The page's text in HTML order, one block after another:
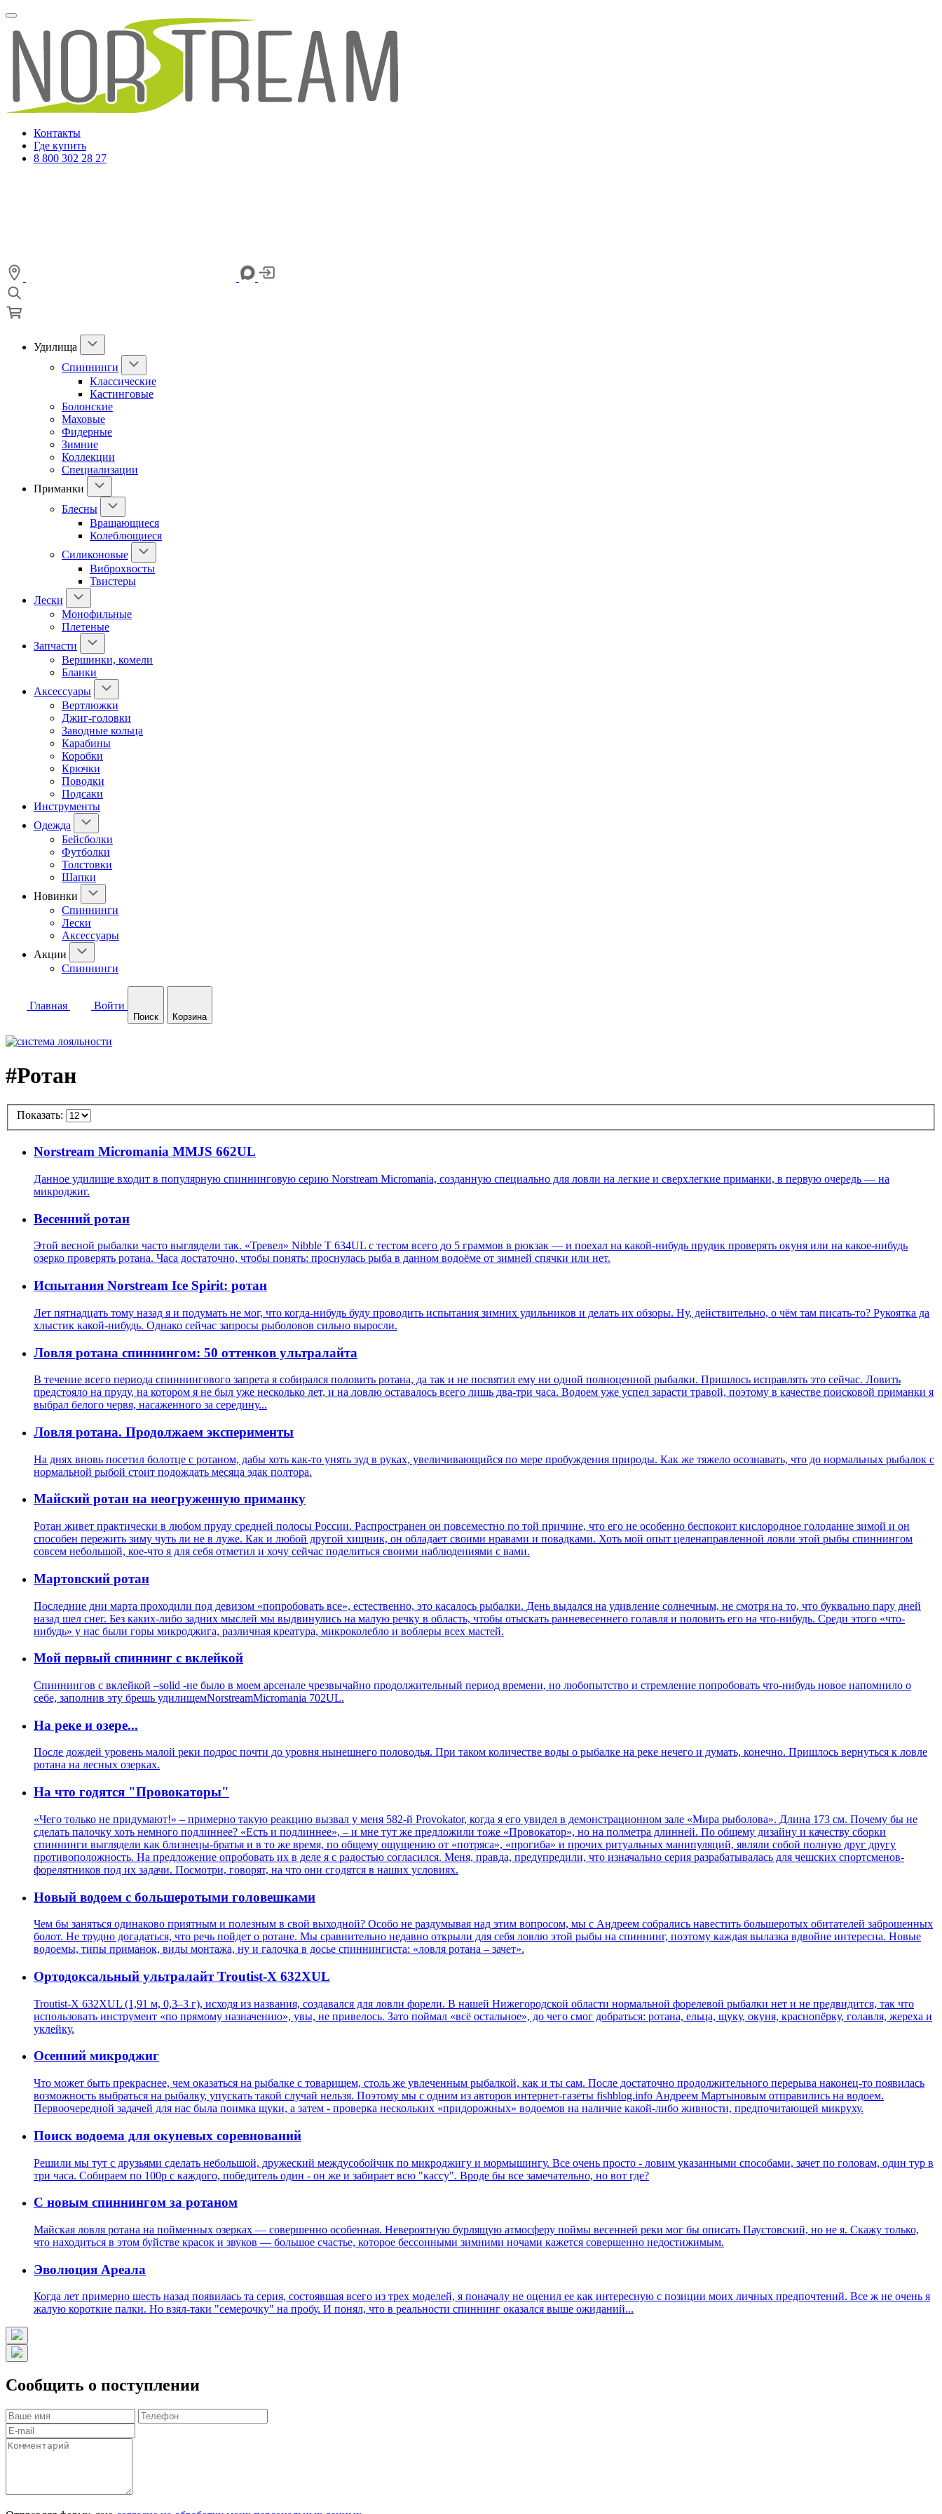
Контакты
Где купить
8 800 302 28 27
Удилища
Спиннинги
Классические
Кастинговые
Болонские
Маховые
Фидерные
Зимние
Коллекции
Специализации
Приманки
Блесны
Вращающиеся
Колеблющиеся
Силиконовые
Виброхвосты
Твистеры
Лески
Монофильные
Плетеные
Запчасти
Вершинки, комели
Бланки
Аксессуары
Вертлюжки
Джиг-головки
Заводные кольца
Карабины
Коробки
Крючки
Поводки
Подсаки
Инструменты
Одежда
Бейсболки
Футболки
Толстовки
Шапки
Новинки
Спиннинги
Лески
Аксессуары
Акции
Спиннинги
Главная Войти
Поиск Корзина
#Ротан
Показать:
Norstream Micromania MMJS 662UL
Данное удилище входит в популярную спиннинговую серию Norstream Micromania, созданную специально для ловли на легкие и сверхлегкие приманки, в первую очередь — на
микроджиг.
Весенний ротан
Этой весной рыбалки часто выглядели так. «Тревел» Nibble T 634UL с тестом всего до 5 граммов в рюкзак — и поехал на какой-нибудь прудик проверять окуня или на какое-нибудь
озерко проверять ротана. Часа достаточно, чтобы понять: проснулась рыба в данном водоёме от зимней спячки или нет.
Испытания Norstream Ice Spirit: ротан
Лет пятнадцать тому назад я и подумать не мог, что когда-нибудь буду проводить испытания зимних удильников и делать их обзоры. Ну, действительно, о чём там писать-то? Рукоятка да
хлыстик какой-нибудь. Однако сейчас запросы рыболовов сильно выросли.
Ловля ротана спиннингом: 50 оттенков ультралайта
В течение всего периода спиннингового запрета я собирался половить ротана, да так и не посвятил ему ни одной полноценной рыбалки. Пришлось исправлять это сейчас. Ловить
предстояло на пруду, на котором я не был уже несколько лет, и на ловлю оставалось всего лишь два-три часа. Водоем уже успел зарасти травой, поэтому в качестве поисковой приманки я
выбрал белого червя, насаженного за середину...
Ловля ротана. Продолжаем эксперименты
На днях вновь посетил болотце с ротаном, дабы хоть как-то унять зуд в руках, увеличивающийся по мере пробуждения природы. Как же тяжело осознавать, что до нормальных рыбалок с
нормальной рыбой стоит подождать месяца эдак полтора.
Майский ротан на неогруженную приманку
Ротан живет практически в любом пруду средней полосы России. Распространен он повсеместно по той причине, что его не особенно беспокоит кислородное голодание зимой и он
способен пережить зиму чуть ли не в луже. Как и любой другой хищник, он обладает своими нравами и повадками. Хоть мой опыт целенаправленной ловли этой рыбы спиннингом
совсем небольшой, кое-что я для себя отметил и хочу сейчас поделиться своими наблюдениями с вами.
Мартовский ротан
Последние дни марта проходили под девизом «попробовать все», естественно, это касалось рыбалки. День выдался на удивление солнечным, не смотря на то, что буквально пару дней
назад шел снег. Без каких-либо задних мыслей мы выдвинулись на малую речку в область, чтобы отыскать ранневесеннего голавля и половить его на что-нибудь. Среди этого «что-
нибудь» у нас были горы микроджига, различная креатура, микроколебло и воблеры всех мастей.
Мой первый спиннинг с вклейкой
Спиннингов с вклейкой –solid -не было в моем арсенале чрезвычайно продолжительный период времени, но любопытство и стремление попробовать что-нибудь новое напомнило о
себе, заполнив эту брешь удилищемNorstreamMicromania 702UL.
На реке и озере...
После дождей уровень малой реки подрос почти до уровня нынешнего половодья. При таком количестве воды о рыбалке на реке нечего и думать, конечно. Пришлось вернуться к ловле
ротана на лесных озерках.
На что годятся "Провокаторы"
«Чего только не придумают!» – примерно такую реакцию вызвал у меня 582-й Provokator, когда я его увидел в демонстрационном зале «Мира рыболова». Длина 173 см. Почему бы не
сделать палочку хоть немного подлиннее? «Есть и подлиннее», – и мне тут же предложили тоже «Провокатор», но на полметра длинней. По общему дизайну и качеству сборки
спиннинги выглядели как близнецы-братья и в то же время, по общему ощущению от «потряса», «прогиба» и прочих ритуальных манипуляций, являли собой полную друг другу
противоположность. На предложение опробовать их в деле я с радостью согласился. Меня, правда, предупредили, что изначально серия разрабатывалась для чешских спортсменов-
форелятников под их задачи. Посмотри, говорят, на что они сгодятся в наших условиях.
Новый водоем с большеротыми головешками
Чем бы заняться одинаково приятным и полезным в свой выходной? Особо не раздумывая над этим вопросом, мы с Андреем собрались навестить большеротых обитателей заброшенных
болот. Не трудно догадаться, что речь пойдет о ротане. Мы сравнительно недавно открыли для себя ловлю этой рыбы на спиннинг, поэтому каждая вылазка вдвойне интересна. Новые
водоемы, типы приманок, виды монтажа, ну и галочка в досье спиннингиста: «ловля ротана – зачет».
Ортодоксальный ультралайт Troutist-X 632XUL
Troutist-X 632XUL (1,91 м, 0,3–3 г), исходя из названия, создавался для ловли форели. В нашей Нижегородской области нормальной форелевой рыбалки нет и не предвидится, так что
использовать инструмент «по прямому назначению», увы, не привелось. Зато поймал «всё остальное», до чего смог добраться: ротана, ельца, щуку, окуня, краснопёрку, голавля, жереха и
уклейку.
Осенний микроджиг
Что может быть прекраснее, чем оказаться на рыбалке с товарищем, столь же увлеченным рыбалкой, как и ты сам. После достаточно продолжительного перерыва наконец-то появилась
возможность выбраться на рыбалку, упускать такой случай нельзя. Поэтому мы с одним из авторов интернет-газеты fishblog.info Андреем Мартыновым отправились на водоем.
Первоочередной задачей для нас была поимка щуки, а затем - проверка нескольких «придорожных» водоемов на наличие какой-либо живности, предпочитающей микруху.
Поиск водоема для окуневых соревнований
Решили мы тут с друзьями сделать небольшой, дружеский междусобойчик по микроджигу и мормышингу. Все очень просто - ловим указанными способами, зачет по головам, один тур в
три часа. Собираем по 100р с каждого, победитель один - он же и забирает всю "кассу". Вроде бы все замечательно, но вот где?
С новым спиннингом за ротаном
Майская ловля ротана на пойменных озерках — совершенно особенная. Невероятную бурлящую атмосферу поймы весенней реки мог бы описать Паустовский, но не я. Скажу только,
что находиться в этом буйстве красок и звуков — большое счастье, которое бессонными зимними ночами кажется совершенно недостижимым.
Эволюция Ареала
Когда лет примерно шесть назад появилась та серия, состоявшая всего из трех моделей, я поначалу не оценил ее как интересную с позиции моих личных предпочтений. Все ж не очень я
жалую короткие палки. Но взял-таки "семерочку" на пробу. И понял, что в реальности спиннинг оказался выше ожиданий...
Сообщить о поступлении